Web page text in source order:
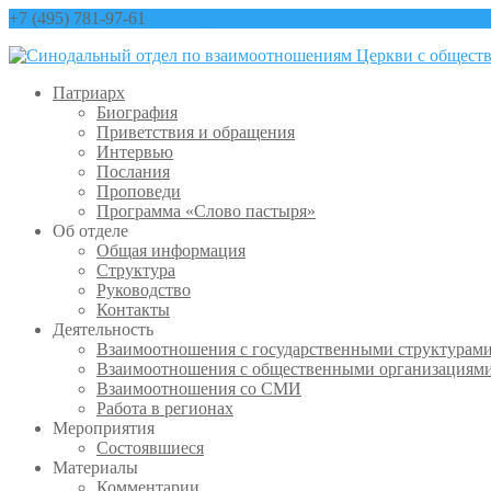
+7 (495) 781-97-61
Патриарх
Биография
Приветствия и обращения
Интервью
Послания
Проповеди
Программа «Слово пастыря»
Об отделе
Общая информация
Структура
Руководство
Контакты
Деятельность
Взаимоотношения с государственными
Взаимоотношения с общественными
Взаимоотношения со СМИ
Работа в регионах
Мероприятия
Состоявшиеся
Материалы
Комментарии